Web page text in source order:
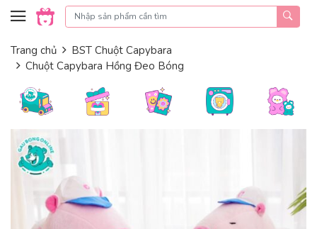
Skip to content
Trang chủ
BST Chuột Capybara
Chuột Capybara Hồng Đeo Bóng